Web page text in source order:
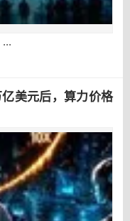
美元后，算力价格